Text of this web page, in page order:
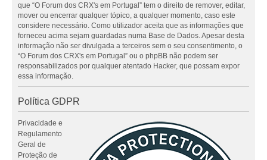
que “O Forum dos CRX's em Portugal” tem o direito de remover, editar,
mover ou encerrar qualquer tópico, a qualquer momento, caso este
considere necessário. Como utilizador aceita que as informações que
forneceu acima sejam guardadas numa Base de Dados. Apesar desta
informação não ser divulgada a terceiros sem o seu consentimento, o
“O Forum dos CRX's em Portugal” ou o phpBB não podem ser
responsabilizados por qualquer atentado Hacker, que possam expor
essa informação.
Política GDPR
Privacidade e
Regulamento
Geral de
Proteção de